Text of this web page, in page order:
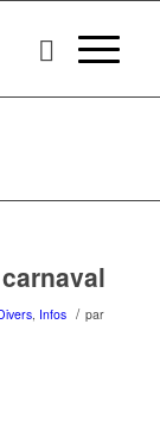
, Infos / par